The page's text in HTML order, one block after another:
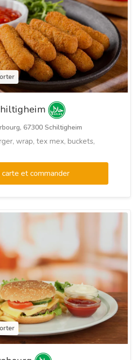
67300 Schiltigheim
wrap, tex mex, buckets,
carte et commander